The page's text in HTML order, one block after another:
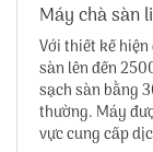
Máy chà sàn
Với thiết kế
sàn lên đến
sạch sàn bằng
thường. Máy
vực cung cấp